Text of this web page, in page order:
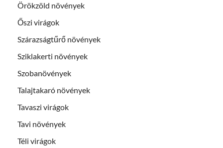
Örökzöld növények
Őszi virágok
Szárazságtűrő növények
Sziklakerti növények
Szobanövények
Talajtakaró növények
Tavaszi virágok
Tavi növények
Téli virágok